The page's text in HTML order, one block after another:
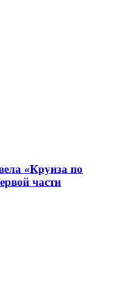
«Круиза по
части